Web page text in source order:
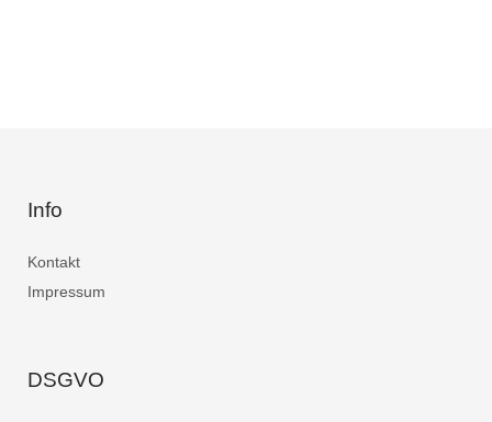
Info
Kontakt
Impressum
DSGVO